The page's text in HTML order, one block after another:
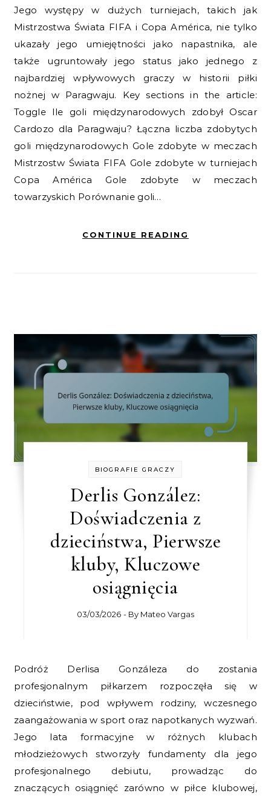
Jego występy w dużych turniejach, takich jak
Mistrzostwa Świata FIFA i Copa América, nie tylko
ukazały jego umiejętności jako napastnika, ale
także ugruntowały jego status jako jednego z
najbardziej wpływowych graczy w historii piłki
nożnej w Paragwaju. Key sections in the article:
Toggle Ile goli międzynarodowych zdobył Oscar
Cardozo dla Paragwaju? Łączna liczba zdobytych
goli międzynarodowych Gole zdobyte w meczach
Mistrzostw Świata FIFA Gole zdobyte w turniejach
Copa América Gole zdobyte w meczach
towarzyskich Porównanie goli…
CONTINUE READING
BIOGRAFIE GRACZY
Derlis González:
Doświadczenia z
dzieciństwa, Pierwsze
kluby, Kluczowe
osiągnięcia
03/03/2026 - By Mateo Vargas
Podróż Derlisa Gonzáleza do zostania
profesjonalnym piłkarzem rozpoczęła się w
dzieciństwie, pod wpływem rodziny, wczesnego
zaangażowania w sport oraz napotkanych wyzwań.
Jego lata formacyjne w różnych klubach
młodzieżowych stworzyły fundamenty dla jego
profesjonalnego debiutu, prowadząc do
znaczących osiągnięć zarówno w piłce klubowej,